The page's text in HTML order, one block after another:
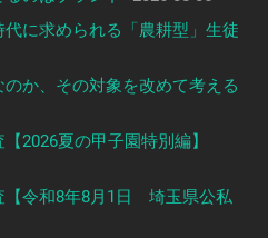
に求められる「農耕型」生徒
か、その対象を改めて考える
2026夏の甲子園特別編】
【令和8年8月1日 埼玉県公私